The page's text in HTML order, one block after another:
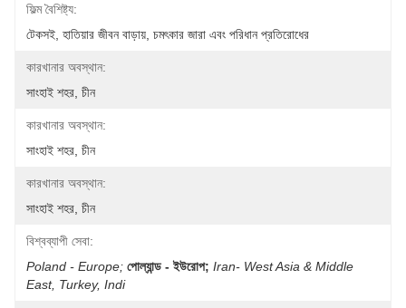
ফিল্ম বৈশিষ্ট্য:
টেকসই, হাতিয়ার জীবন বাড়ায়, চমৎকার জারা এবং পরিধান প্রতিরোধের
কারখানার অবস্থান:
সাংহাই শহর, চীন
কারখানার অবস্থান:
সাংহাই শহর, চীন
কারখানার অবস্থান:
সাংহাই শহর, চীন
বিশ্বব্যাপী সেবা:
Poland - Europe; পোল্যান্ড - ইউরোপ; Iran- West Asia & Middle
East, Turkey, Indi